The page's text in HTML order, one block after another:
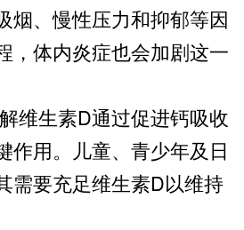
烟、慢性压力和抑郁等因
，体内炎症也会加剧这一
生素D通过促进钙吸收
作用。儿童、青少年及日
需要充足维生素D以维持